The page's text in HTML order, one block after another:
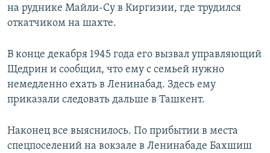
на руднике Майли-Су в Киргизии, где трудился
откатчиком на шахте.
В конце декабря 1945 года его вызвал управляющий
Щедрин и сообщил, что ему с семьей нужно
немедленно ехать в Ленинабад. Здесь ему
приказали следовать дальше в Ташкент.
Наконец все выяснилось. По прибытии в места
спецпоселений на вокзале в Ленинабаде Бахшиш